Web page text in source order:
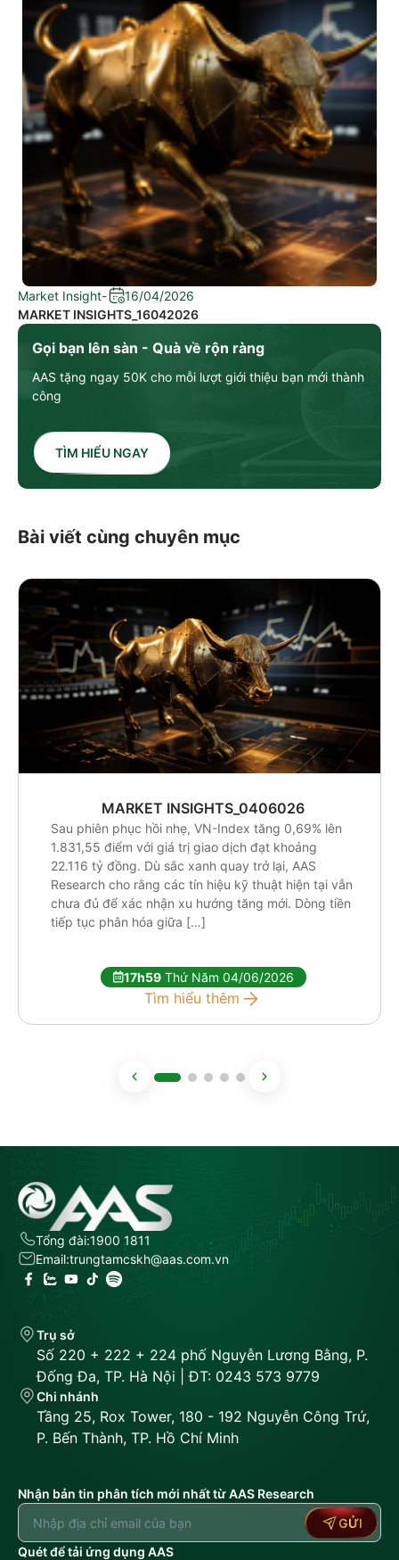
Gọi bạn lên sàn - Quà về rộn ràng
AAS tặng ngay 50K cho mỗi lượt giới thiệu bạn mới thành
công
TÌM HIỂU NGAY
Market Insight-
16/04/2026
MARKET INSIGHTS_16042026
Bài viết cùng chuyên mục
MARKET INSIGHTS_0406026
Sau phiên phục hồi nhẹ, VN-Index tăng 0,69% lên
1.831,55 điểm với giá trị giao dịch đạt khoảng
22.116 tỷ đồng. Dù sắc xanh quay trở lại, AAS
Research cho rằng các tín hiệu kỹ thuật hiện tại vẫn
chưa đủ để xác nhận xu hướng tăng mới. Dòng tiền
tiếp tục phân hóa giữa […]
17h59Thứ Năm 04/06/2026
Tìm hiểu thêm
Tổng đài:1900 1811
Email:trungtamcskh@aas.com.vn
Trụ sở
Số 220 + 222 + 224 phố Nguyễn Lương Bằng, P.
Đống Đa, TP. Hà Nội | ĐT: 0243 573 9779
Chi nhánh
Tầng 25, Rox Tower, 180 - 192 Nguyễn Công Trứ,
P. Bến Thành, TP. Hồ Chí Minh
Nhận bản tin phân tích mới nhất từ AAS Research
GỬI
Quét để tải ứng dụng AAS